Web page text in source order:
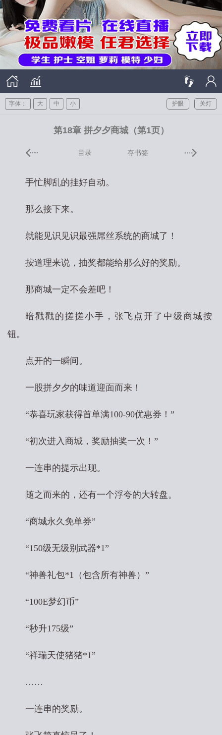
关灯
护眼
字体： 大 中 小
第18章 拼夕夕商城（第1页）
目录 存书签
手忙脚乱的挂好自动。
那么接下来。
就能见识见识最强屌丝系统的商城了！
按道理来说，抽奖都能给那么好的奖励。
那商城一定不会差吧！
暗戳戳的搓搓小手，张飞点开了中级商城按
钮。
点开的一瞬间。
一股拼夕夕的味道迎面而来！
“恭喜玩家获得首单满100-90优惠券！”
“初次进入商城，奖励抽奖一次！”
一连串的提示出现。
随之而来的，还有一个浮夸的大转盘。
“商城永久免单券”
“150级无级别武器*1”
“神兽礼包*1（包含所有神兽）”
“100E梦幻币”
“秒升175级”
“祥瑞天使猪猪*1”
……
一连串的奖励。